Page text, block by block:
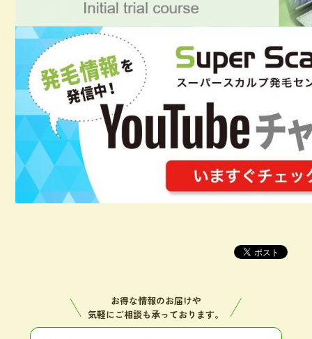
お得な情報のお届けや
気軽にご相談も承っております。